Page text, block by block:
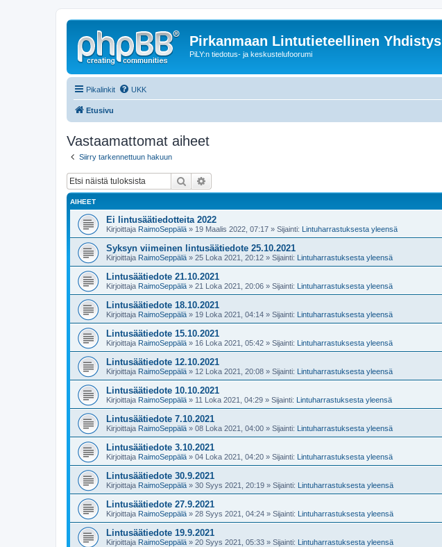
Pirkanmaan Lintutieteellinen Yhdistys
PiLY:n tiedotus- ja keskustelufoorumi
Pikalinkit UKK
Etusivu
Vastaamattomat aiheet
Siirry tarkennettuun hakuun
Etsi
AIHEET
Ei lintusäätiedotteita 2022
Kirjoittaja RaimoSeppälä » 19 Maalis 2022, 07:17 » Sijainti: Lintuharrastuksesta yleensä
Syksyn viimeinen lintusäätiedote 25.10.2021
Kirjoittaja RaimoSeppälä » 25 Loka 2021, 20:12 » Sijainti: Lintuharrastuksesta yleensä
Lintusäätiedote 21.10.2021
Kirjoittaja RaimoSeppälä » 21 Loka 2021, 20:06 » Sijainti: Lintuharrastuksesta yleensä
Lintusäätiedote 18.10.2021
Kirjoittaja RaimoSeppälä » 19 Loka 2021, 04:14 » Sijainti: Lintuharrastuksesta yleensä
Lintusäätiedote 15.10.2021
Kirjoittaja RaimoSeppälä » 16 Loka 2021, 05:42 » Sijainti: Lintuharrastuksesta yleensä
Lintusäätiedote 12.10.2021
Kirjoittaja RaimoSeppälä » 12 Loka 2021, 20:08 » Sijainti: Lintuharrastuksesta yleensä
Lintusäätiedote 10.10.2021
Kirjoittaja RaimoSeppälä » 11 Loka 2021, 04:29 » Sijainti: Lintuharrastuksesta yleensä
Lintusäätiedote 7.10.2021
Kirjoittaja RaimoSeppälä » 08 Loka 2021, 04:00 » Sijainti: Lintuharrastuksesta yleensä
Lintusäätiedote 3.10.2021
Kirjoittaja RaimoSeppälä » 04 Loka 2021, 04:20 » Sijainti: Lintuharrastuksesta yleensä
Lintusäätiedote 30.9.2021
Kirjoittaja RaimoSeppälä » 30 Syys 2021, 20:19 » Sijainti: Lintuharrastuksesta yleensä
Lintusäätiedote 27.9.2021
Kirjoittaja RaimoSeppälä » 28 Syys 2021, 04:24 » Sijainti: Lintuharrastuksesta yleensä
Lintusäätiedote 19.9.2021
Kirjoittaja RaimoSeppälä » 20 Syys 2021, 05:33 » Sijainti: Lintuharrastuksesta yleensä